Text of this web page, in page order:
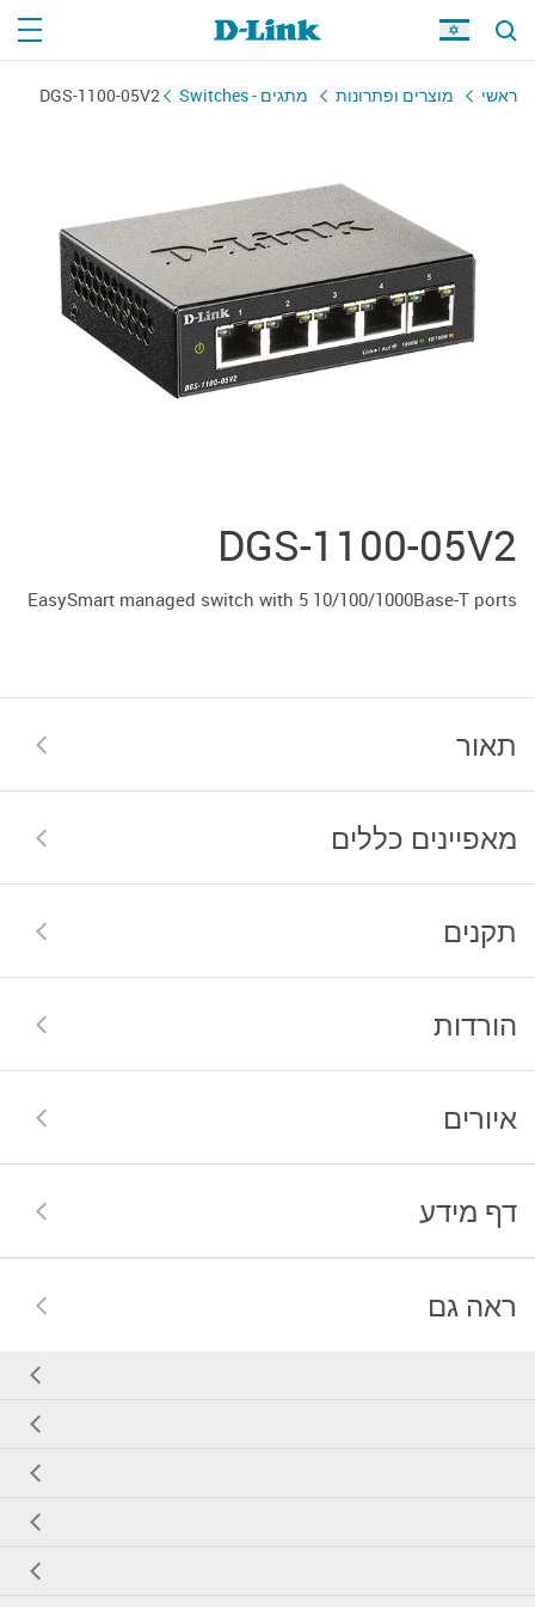
ראשי מוצרים ופתרונות מתגים - Switches DGS-1100-05V2
DGS-1100-05V2
EasySmart managed switch with 5 10/100/1000Base-T ports
תאור
מאפיינים כללים
תקנים
הורדות
איורים
דף מידע
ראה גם